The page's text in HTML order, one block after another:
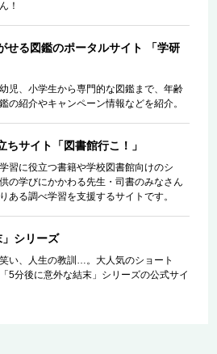
！
せる図鑑のポータルサイト 「学研
児、小学生から専門的な図鑑まで、年齢
の紹介やキャンペーン情報などを紹介。
ちサイト「図書館行こ！」
習に役立つ書籍や学校図書館向けのシ
の学びにかかわる先生・司書のみなさん
ある調べ学習を支援するサイトです。
」シリーズ
い、人生の教訓…。大人気のショート
5分後に意外な結末」シリーズの公式サイ